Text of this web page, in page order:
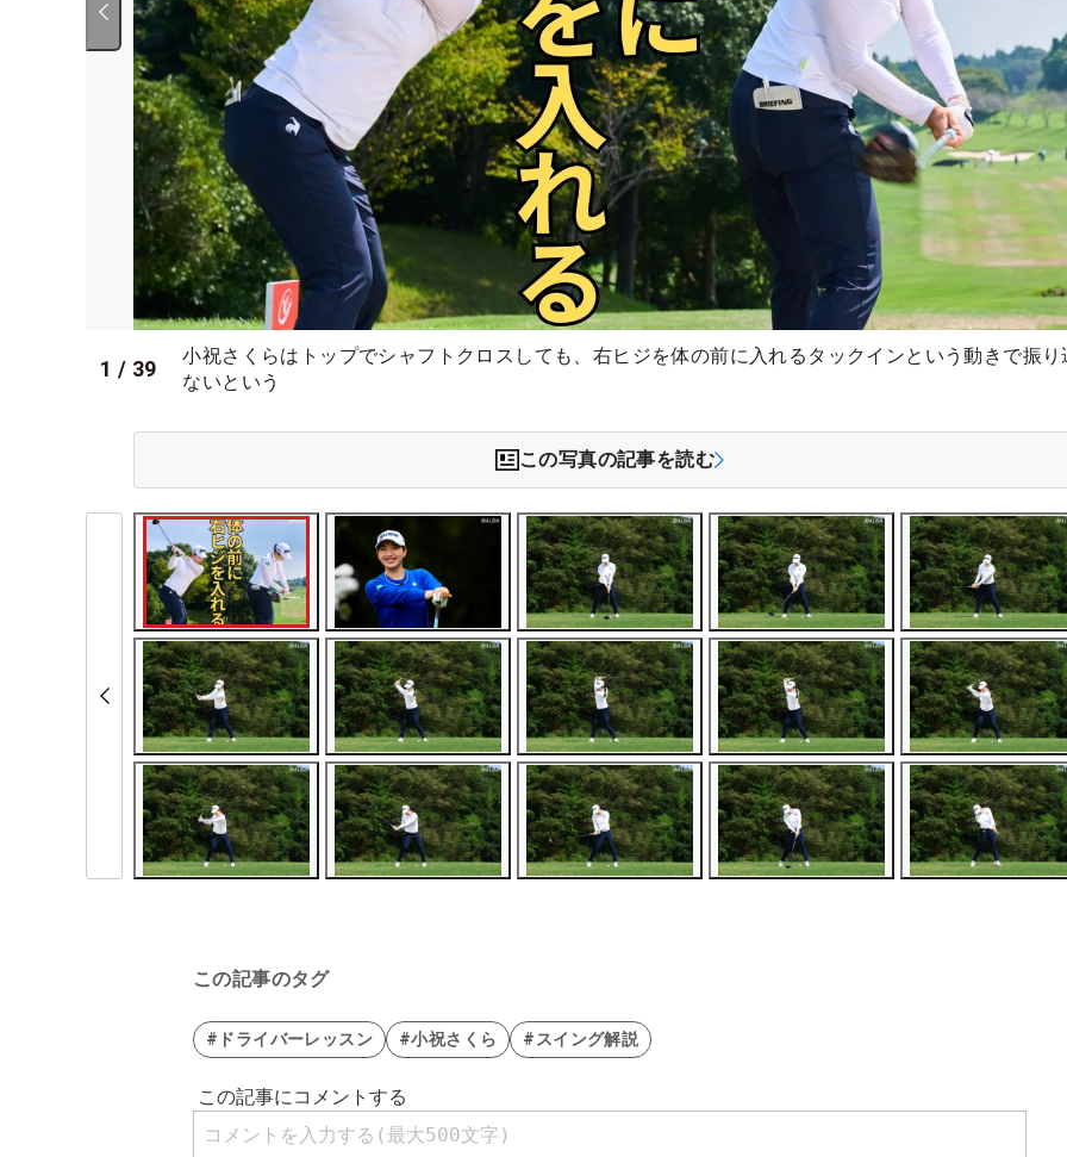
1 / 39
小祝さくらはトップでシャフトクロスしても、右ヒジを体の前に入れるタックインという動きで振り
ないという
この写真の記事を読む
この記事のタグ
#ドライバーレッスン #小祝さくら #スイング解説